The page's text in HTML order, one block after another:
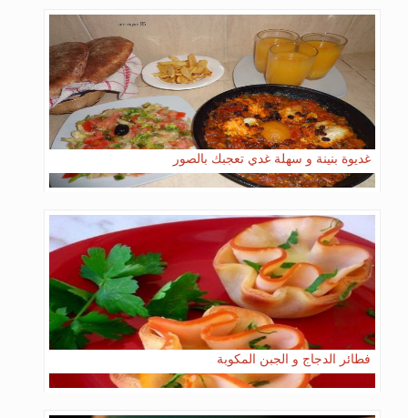
غديوة بنينة و سهلة غدي تعجبك بالصور
فطائر الدجاج و الجبن المكوبة